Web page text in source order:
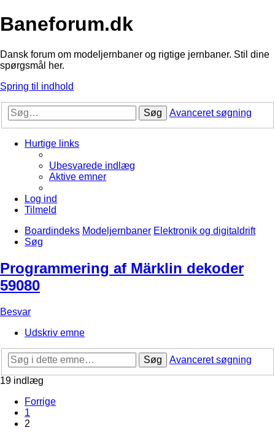
Baneforum.dk
Dansk forum om modeljernbaner og rigtige jernbaner. Stil dine
spørgsmål her.
Spring til indhold
Søg Avanceret søgning
Hurtige links
Ubesvarede indlæg
Aktive emner
Log ind
Tilmeld
Boardindeks Modeljernbaner Elektronik og digitaldrift
Søg
Programmering af Märklin dekoder
59080
Besvar
Udskriv emne
Søg
Avanceret søgning
19 indlæg
Forrige
1
2